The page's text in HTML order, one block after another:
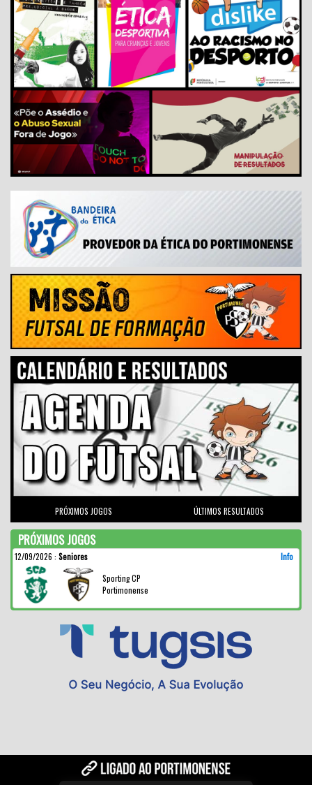
PRÓXIMOS JOGOS ÚLTIMOS RESULTADOS
PRÓXIMOS JOGOS
12/09/2026 : Seniores
Info
Sporting CP
Portimonense